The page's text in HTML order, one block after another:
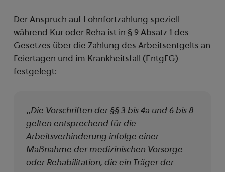
Der Anspruch auf Lohnfortzahlung speziell
während Kur oder Reha ist in § 9 Absatz 1 des
Gesetzes über die Zahlung des Arbeitsentgelts an
Feiertagen und im Krankheitsfall (EntgFG)
festgelegt:
„Die Vorschriften der §§ 3 bis 4a und 6 bis 8
gelten entsprechend für die
Arbeitsverhinderung infolge einer
Maßnahme der medizinischen Vorsorge
oder Rehabilitation, die ein Träger der